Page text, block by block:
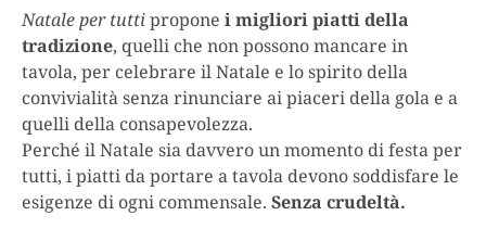
Natale per tuttipropone i migliori piatti della
tradizione, quelli che non possono mancare in
tavola, per celebrare il Natale e lo spirito della
convivialità senza rinunciare ai piaceri della gola e a
quelli della consapevolezza.
Perché il Natale sia davvero un momento di festa per
tutti, i piatti da portare a tavola devono soddisfare le
esigenze di ogni commensale. Senza crudeltà.